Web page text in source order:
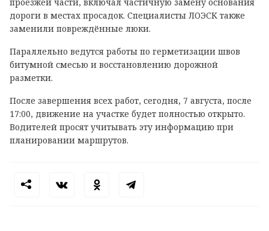
дороги в местах просадок. Специалисты ЛОЭСК также
заменили повреждённые люки.
Параллельно ведутся работы по герметизации швов
битумной смесью и восстановлению дорожной
разметки.
После завершения всех работ, сегодня, 7 августа, после
17:00, движение на участке будет полностью открыто.
Водителей просят учитывать эту информацию при
планировании маршрутов.